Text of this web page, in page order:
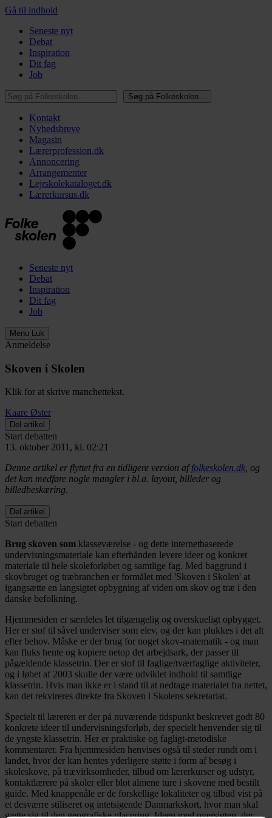
Gå til indhold
Seneste nyt
Debat
Inspiration
Dit fag
Job
Søg på Folkeskolen…
Søg på Folkeskolen…
Kontakt
Nyhedsbreve
Magasin
Lærerprofession.dk
Annoncering
Arrangementer
Lejrskolekataloget.dk
Lærerkursus.dk
Seneste nyt
Debat
Inspiration
Dit fag
Job
Menu Luk
Anmeldelse
Skoven i Skolen
Klik for at skrive manchettekst.
Kaare Øster
Del artikel
Start debatten
13. oktober 2011, kl. 02:21
Denne artikel er flyttet fra en tidligere version affolkeskolen.dk, og
det kan medføre nogle mangler i bl.a. layout, billeder og
billedbeskæring.
Del artikel
Start debatten
Brug skoven som klasseværelse - og dette internetbaserede
undervisningsmateriale kan efterhånden levere ideer og konkret
materiale til hele skoleforløbet og samtlige fag. Med baggrund i
skovbruget og træbranchen er formålet med 'Skoven i Skolen' at
igangsætte en langsigtet opbygning af viden om skov og træ i den
danske befolkning.
Hjemmesiden er særdeles let tilgængelig og overskueligt opbygget.
Her er stof til såvel underviser som elev, og der kan plukkes i det alt
efter behov. Måske er der brug for noget skov-matematik - og man
kan fluks hente og kopiere netop det arbejdsark, der passer til
pågældende klassetrin. Der er stof til faglige/tværfaglige aktiviteter,
og i løbet af 2003 skulle der være udviklet indhold til samtlige
klassetrin. Hvis man ikke er i stand til at nedtage materialet fra nettet,
kan det rekvireres direkte fra Skoven i Skolens sekretariat.
Specielt til læreren er der på nuværende tidspunkt beskrevet godt 80
konkrete ideer til undervisningsforløb, der specielt henvender sig til
de yngste klassetrin. Her er praktiske og fagligt-metodiske
kommentarer. Fra hjemmesiden henvises også til steder rundt om i
landet, hvor der kan hentes yderligere støtte i form af besøg i
skoleskove, på trævirksomheder, tilbud om lærerkurser og udstyr,
kontaktlærere på skoler eller blot almene ture i skovene med bestilt
guide. Med knappenåle er de forskellige lokaliteter og tilbud vist på
et desværre stiliseret og intetsigende Danmarkskort, hvor man skal
gætte sig til den geografiske placering. Ideen med oversigten, der